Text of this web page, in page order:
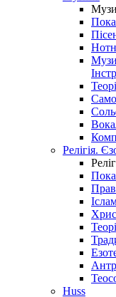
Релігія.
Huss